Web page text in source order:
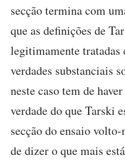
secção termina com
que as definições de
legitimamente tratadas
verdades substanciais
neste caso tem de
verdade do que Tarski
secção do ensaio
de dizer o que mais